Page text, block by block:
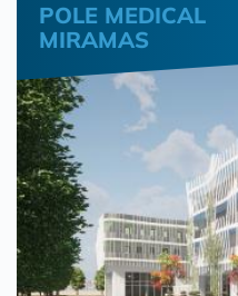
POLE MEDICAL
MIRAMAS